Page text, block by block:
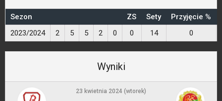
Sezon ZS Sety Przyjęcie %
2023/2024
2 5 5 2 0 0 14 0
Wyniki
23 kwietnia 2024 (wtorek)